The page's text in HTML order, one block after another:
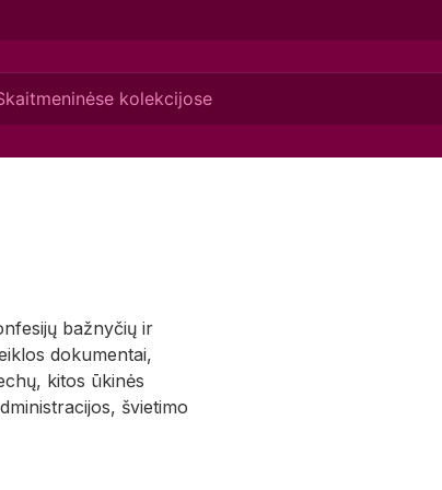
bažnyčių ir
dokumentai,
kitos ūkinės
švietimo